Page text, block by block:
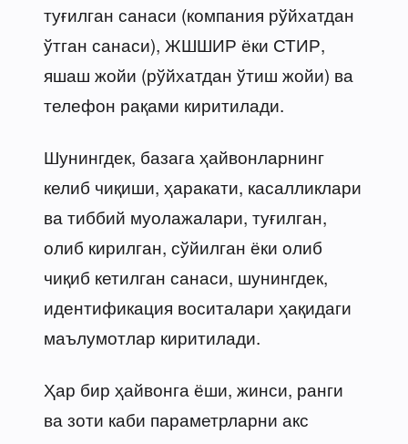
туғилган санаси (компания рўйхатдан
ўтган санаси), ЖШШИР ёки СТИР,
яшаш жойи (рўйхатдан ўтиш жойи) ва
телефон рақами киритилади.
Шунингдек, базага ҳайвонларнинг
келиб чиқиши, ҳаракати, касалликлари
ва тиббий муолажалари, туғилган,
олиб кирилган, сўйилган ёки олиб
чиқиб кетилган санаси, шунингдек,
идентификация воситалари ҳақидаги
маълумотлар киритилади.
Ҳар бир ҳайвонга ёши, жинси, ранги
ва зоти каби параметрларни акс